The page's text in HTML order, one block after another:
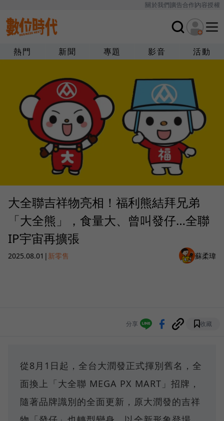
關於我們廣告合作內容授權
熱門 新聞 專題 影音 活動
大全聯吉祥物亮相！福利熊結拜兄弟
「大全熊」，食量大、曾叫發仔…全聯
IP宇宙再擴張
2025.08.01 | 新零售 蘇柔瑋
分享 收藏
從8月1日起，全台大潤發正式揮別舊名，全
面換上「大全聯 MEGA PX MART」招牌，
隨著品牌識別的全面更新，原大潤發的吉祥